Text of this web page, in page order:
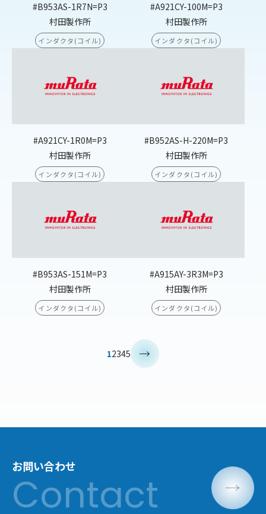
#B953AS-1R7N=P3
村田製作所
インダクタ(コイル)
#A921CY-100M=P3
村田製作所
インダクタ(コイル)
#A921CY-1R0M=P3
村田製作所
インダクタ(コイル)
#B952AS-H-220M=P3
村田製作所
インダクタ(コイル)
#B953AS-151M=P3
村田製作所
インダクタ(コイル)
#A915AY-3R3M=P3
村田製作所
インダクタ(コイル)
12345
お問い合わせ